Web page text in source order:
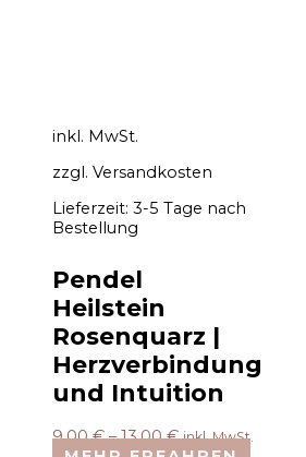
inkl. MwSt.
zzgl. Versandkosten
Lieferzeit: 3-5 Tage nach
Bestellung
Pendel
Heilstein
Rosenquarz |
Herzverbindung
und Intuition
9,00€–13,00€ inkl. MwSt.